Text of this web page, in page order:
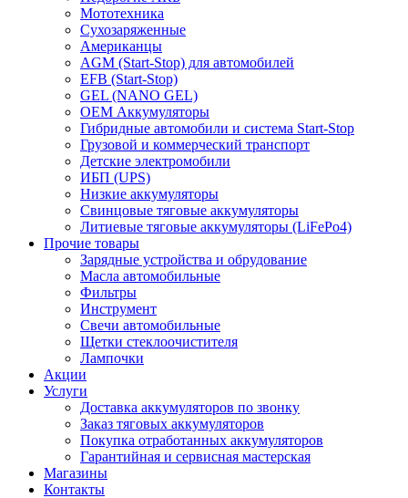
Мототехника
Сухозаряженные
Американцы
AGM (Start-Stop) для автомобилей
EFB (Start-Stop)
GEL (NANO GEL)
OEM Аккумуляторы
Гибридные автомобили и система Start-Stop
Грузовой и коммерческий транспорт
Детские электромобили
ИБП (UPS)
Низкие аккумуляторы
Свинцовые тяговые аккумуляторы
Литиевые тяговые аккумуляторы (LiFePo4)
Прочие товары
Зарядные устройства и обрудование
Масла автомобильные
Фильтры
Инструмент
Свечи автомобильные
Щетки стеклоочистителя
Лампочки
Акции
Услуги
Доставка аккумуляторов по звонку
Заказ тяговых аккумуляторов
Покупка отработанных аккумуляторов
Гарантийная и сервисная мастерская
Магазины
Контакты